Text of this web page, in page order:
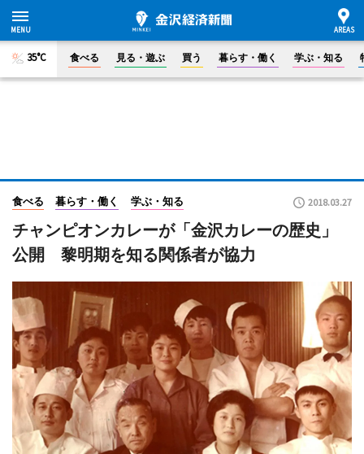
35°C 食べる 見る・遊ぶ 買う 暮らす・働く 学ぶ・知る
食べる 暮らす・働く 学ぶ・知る 2018.03.27
チャンピオンカレーが「金沢カレーの歴史」
公開 黎明期を知る関係者が協力